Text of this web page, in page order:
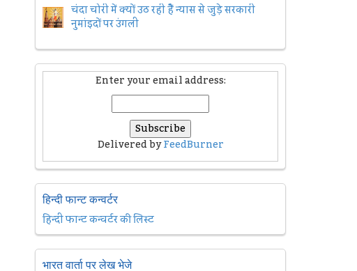
चंदा चोरी में क्यों उठ रही हैैं न्यास से जुड़े सरकारी
नुमांइदों पर उंगली
Enter your email address:
Delivered byFeedBurner
हिन्दी फान्ट कन्वर्टर
हिन्दी फान्ट कन्वर्टर की लिस्ट
भारत वार्ता पर लेख भेजे